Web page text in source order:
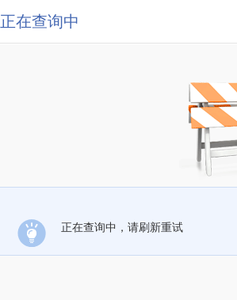
正在查询中
正在查询中，请刷新重试